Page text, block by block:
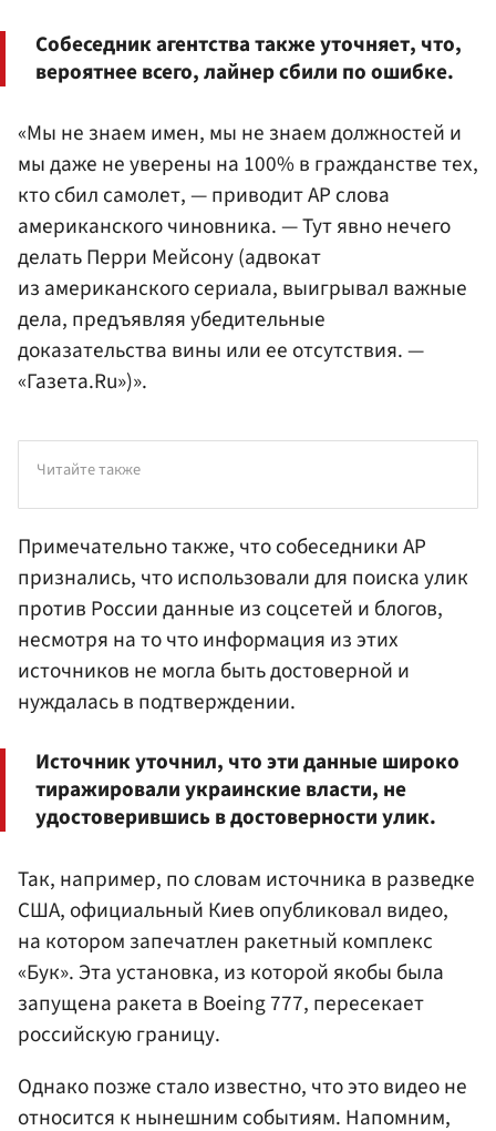
Собеседник агентства также уточняет, что,
вероятнее всего, лайнер сбили по ошибке.
«Мы не знаем имен, мы не знаем должностей и
мы даже не уверены на 100% в гражданстве тех,
кто сбил самолет, — приводит AP слова
американского чиновника. — Тут явно нечего
делать Перри Мейсону (адвокат
из американского сериала, выигрывал важные
дела, предъявляя убедительные
доказательства вины или ее отсутствия. —
«Газета.Ru»)».
Читайте также
Примечательно также, что собеседники AP
признались, что использовали для поиска улик
против России данные из соцсетей и блогов,
несмотря на то что информация из этих
источников не могла быть достоверной и
нуждалась в подтверждении.
Источник уточнил, что эти данные широко
тиражировали украинские власти, не
удостоверившись в достоверности улик.
Так, например, по словам источника в разведке
США, официальный Киев опубликовал видео,
на котором запечатлен ракетный комплекс
«Бук». Эта установка, из которой якобы была
запущена ракета в Boeing 777, пересекает
российскую границу.
Однако позже стало известно, что это видео не
относится к нынешним событиям. Напомним,